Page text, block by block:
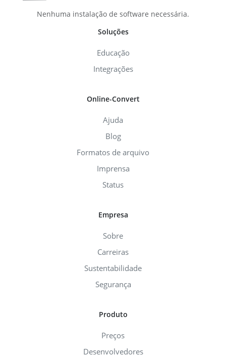
Nenhuma instalação de software necessária.
Soluções
Educação
Integrações
Online-Convert
Ajuda
Blog
Formatos de arquivo
Imprensa
Status
Empresa
Sobre
Carreiras
Sustentabilidade
Segurança
Produto
Preços
Desenvolvedores